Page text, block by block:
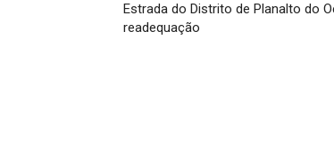
Estrada do Distrito de Planalto do
readequação